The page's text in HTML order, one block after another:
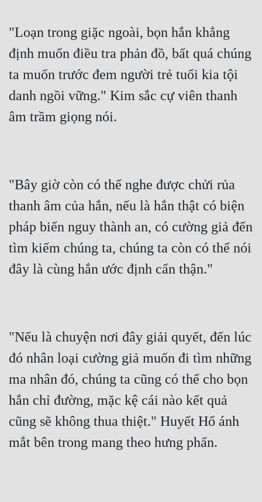
"Loạn trong giặc ngoài, bọn hắn khẳng
định muốn điều tra phản đồ, bất quá chúng
ta muốn trước đem người trẻ tuổi kia tội
danh ngồi vững." Kim sắc cự viên thanh
âm trầm giọng nói.
"Bây giờ còn có thể nghe được chửi rủa
thanh âm của hắn, nếu là hắn thật có biện
pháp biến nguy thành an, có cường giả đến
tìm kiếm chúng ta, chúng ta còn có thể nói
đây là cùng hắn ước định cẩn thận."
"Nếu là chuyện nơi đây giải quyết, đến lúc
đó nhân loại cường giả muốn đi tìm những
ma nhân đó, chúng ta cũng có thể cho bọn
hắn chỉ đường, mặc kệ cái nào kết quả
cũng sẽ không thua thiệt." Huyết Hổ ánh
mắt bên trong mang theo hưng phấn.